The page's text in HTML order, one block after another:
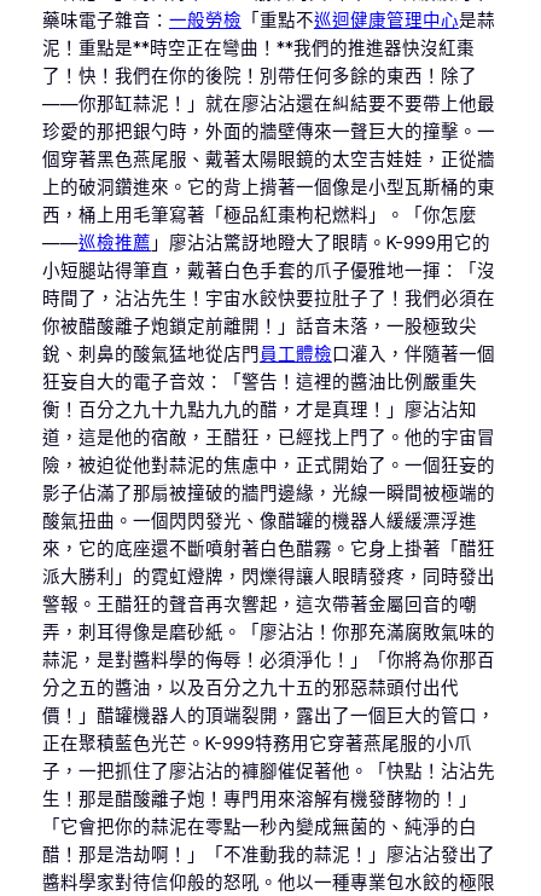
藥味電子雜音： 一般勞檢 「重點不巡迴健康管理中心是蒜
泥！重點是**時空正在彎曲！**我們的推進器快沒紅棗
了！快！我們在你的後院！別帶任何多餘的東西！除了
——你那缸蒜泥！」就在廖沾沾還在糾結要不要帶上他最
珍愛的那把銀勺時，外面的牆壁傳來一聲巨大的撞擊。一
個穿著黑色燕尾服、戴著太陽眼鏡的太空吉娃娃，正從牆
上的破洞鑽進來。它的背上揹著一個像是小型瓦斯桶的東
西，桶上用毛筆寫著「極品紅棗枸杞燃料」。「你怎麼
——巡檢推薦 」廖沾沾驚訝地瞪大了眼睛。K-999用它的
小短腿站得筆直，戴著白色手套的爪子優雅地一揮：「沒
時間了，沾沾先生！宇宙水餃快要拉肚子了！我們必須在
你被醋酸離子炮鎖定前離開！」話音未落，一股極致尖
銳、刺鼻的酸氣猛地從店門 員工體檢口灌入，伴隨著一個
狂妄自大的電子音效：「警告！這裡的醬油比例嚴重失
衡！百分之九十九點九九的醋，才是真理！」廖沾沾知
道，這是他的宿敵，王醋狂，已經找上門了。他的宇宙冒
險，被迫從他對蒜泥的焦慮中，正式開始了。一個狂妄的
影子佔滿了那扇被撞破的牆門邊緣，光線一瞬間被極端的
酸氣扭曲。一個閃閃發光、像醋罐的機器人緩緩漂浮進
來，它的底座還不斷噴射著白色醋霧。它身上掛著「醋狂
派大勝利」的霓虹燈牌，閃爍得讓人眼睛發疼，同時發出
警報。王醋狂的聲音再次響起，這次帶著金屬回音的嘲
弄，刺耳得像是磨砂紙。「廖沾沾！你那充滿腐敗氣味的
蒜泥，是對醬料學的侮辱！必須淨化！」「你將為你那百
分之五的醬油，以及百分之九十五的邪惡蒜頭付出代
價！」醋罐機器人的頂端裂開，露出了一個巨大的管口，
正在聚積藍色光芒。K-999特務用它穿著燕尾服的小爪
子，一把抓住了廖沾沾的褲腳催促著他。「快點！沾沾先
生！那是醋酸離子炮！專門用來溶解有機發酵物的！」
「它會把你的蒜泥在零點一秒內變成無菌的、純淨的白
醋！那是浩劫啊！」「不准動我的蒜泥！」廖沾沾發出了
醬料學家對待信仰般的怒吼。他以一種專業包水餃的極限